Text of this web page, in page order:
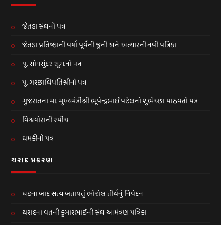
જેતડા સંઘનો પત્ર
જેતડા પ્રતિષ્ઠાની વર્ષો પૂર્વેની જૂની અને અત્યારની નવી પત્રિકા
પૂ. સોમસુંદર સૂ.મ.નો પત્ર
પૂ. ગરછાધિપતિશ્રીનો પત્ર
ગુજરાતના મા. મુખ્યમંત્રીશ્રી ભૂપેન્દ્રભાઈ પટેલનો શુભેચ્છા પાઠવતો પત્ર
વિશ્વવોરાની સ્પીચ
ધમકીનો પત્ર
થરાદ પ્રકરણ
ઘટના બાદ સત્ય બતાવતું ભોરોલ તીર્થનું નિવેદન
થરાદના વતની કુમારભાઈની સંઘ આમંત્રણ પત્રિકા